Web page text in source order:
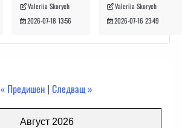
Valeriia Skorych
2026-07-18 13:56
Valeriia Skorych
2026-07-16 23:49
« Предишен | Следващ »
Август 2026